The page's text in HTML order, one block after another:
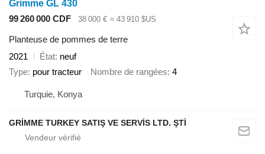
Grimme GL 430
99 260 000 CDF
38 000 € ≈ 43 910 $US
Planteuse de pommes de terre
2021
État neuf
Type pour tracteur Nombre de rangées 4
Turquie, Konya
GRİMME TURKEY SATIŞ VE SERVİS LTD. ŞTİ